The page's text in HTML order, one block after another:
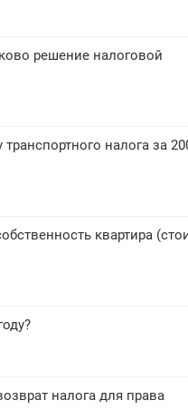
решение налоговой
налога за
квартира
налога для права